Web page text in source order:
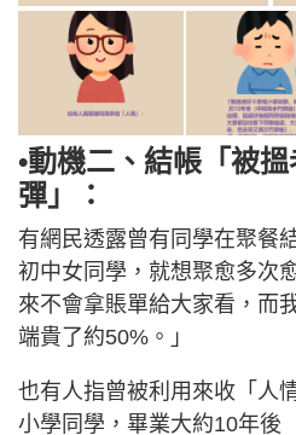
•動機二、結帳「被
彈」：
有網民透露曾有同學在聚餐
初中女同學，就想聚愈多次
來不會拿賬單給大家看，而
端貴了約50%。」
也有人指曾被利用來收「人
小學同學，畢業大約10年後